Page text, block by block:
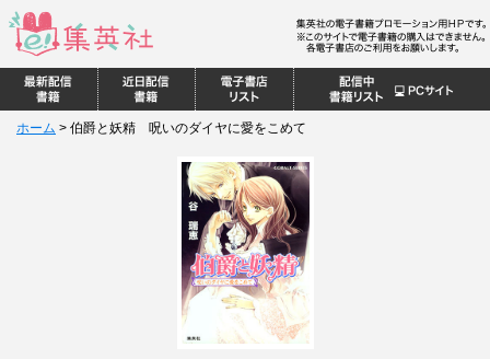
ホーム > 伯爵と妖精 呪いのダイヤに愛をこめて